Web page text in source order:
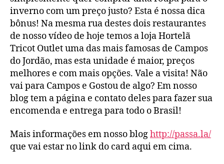
inverno com um preço justo? Esta é nossa dica
bônus! Na mesma rua destes dois restaurantes
de nosso vídeo de hoje temos a loja Hortelã
Tricot Outlet uma das mais famosas de Campos
do Jordão, mas esta unidade é maior, preços
melhores e com mais opções. Vale a visita! Não
vai para Campos e Gostou de algo? Em nosso
blog tem a página e contato deles para fazer sua
encomenda e entrega para todo o Brasil!
Mais informações em nosso bloghttp://passa.la/
que vai estar no link do card aqui em cima.